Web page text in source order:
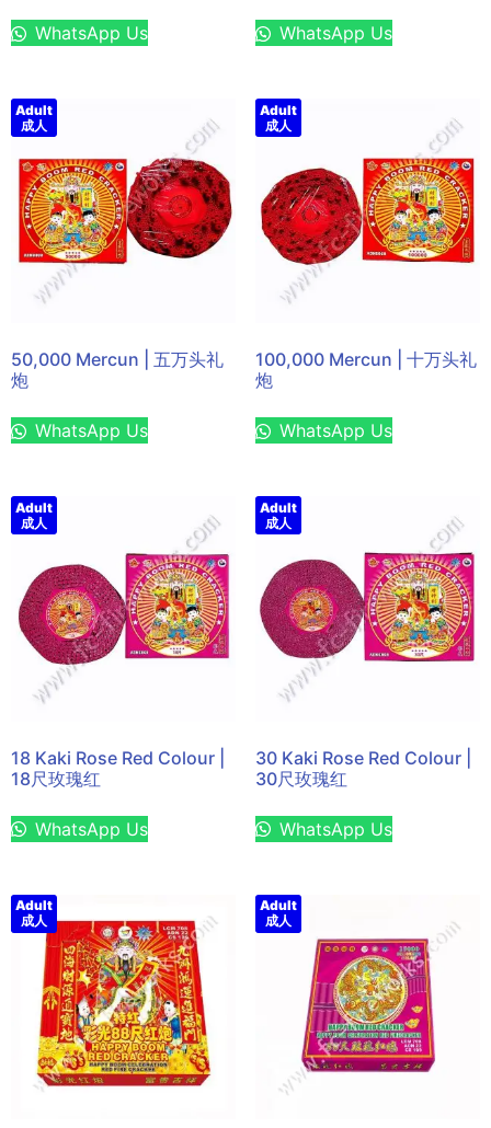
WhatsApp Us WhatsApp Us
Adult
成人
50,000 Mercun | 五万头礼
炮
WhatsApp Us
Adult
成人
100,000 Mercun | 十万头礼
炮
WhatsApp Us
Adult
成人
18 Kaki Rose Red Colour |
18尺玫瑰红
WhatsApp Us
Adult
成人
30 Kaki Rose Red Colour |
30尺玫瑰红
WhatsApp Us
Adult
成人
Adult
成人